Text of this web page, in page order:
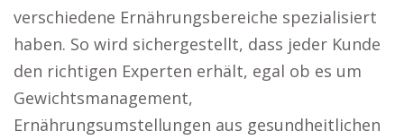
verschiedene Ernährungsbereiche spezialisiert
haben. So wird sichergestellt, dass jeder Kunde
den richtigen Experten erhält, egal ob es um
Gewichtsmanagement,
Ernährungsumstellungen aus gesundheitlichen